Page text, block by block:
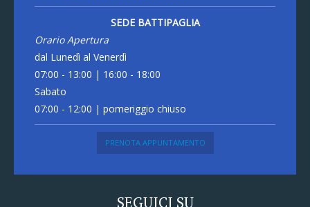
SEDE BATTIPAGLIA
Orario Apertura
dal Lunedì al Venerdì
07:00 - 13:00 | 16:00 - 18:00
Sabato
07:00 - 12:00 | pomeriggio chiuso
PRENOTA APPUNTAMENTO
SEGUICI SU